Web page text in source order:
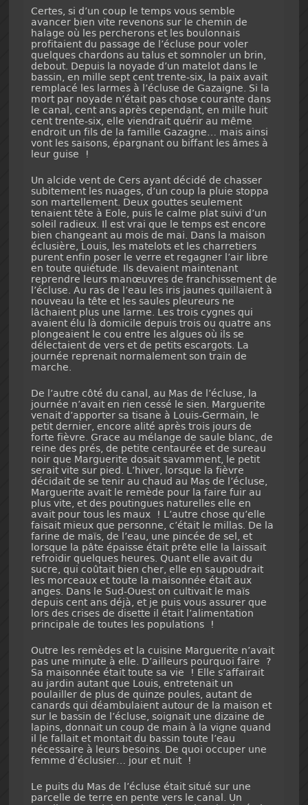
Certes, si d’un coup le temps vous semble
avancer bien vite revenons sur le chemin de
halage où les percherons et les boulonnais
profitaient du passage de l’écluse pour voler
quelques chardons au talus et somnoler un brin,
debout. Depuis la noyade d’un matelot dans le
bassin, en mille sept cent trente-six, la paix avait
remplacé les larmes à l’écluse de Gazaigne. Si la
mort par noyade n’était pas chose courante dans
le canal, cent ans après cependant, en mille huit
cent trente-six, elle viendrait quérir au même
endroit un fils de la famille Gazagne… mais ainsi
vont les saisons, épargnant ou biffant les âmes à
leur guise !
Un alcide vent de Cers ayant décidé de chasser
subitement les nuages, d’un coup la pluie stoppa
son martellement. Deux gouttes seulement
tenaient tête à Eole, puis le calme plat suivi d’un
soleil radieux. Il est vrai que le temps est encore
bien changeant au mois de mai. Dans la maison
éclusière, Louis, les matelots et les charretiers
purent enfin poser le verre et regagner l’air libre
en toute quiétude. Ils devaient maintenant
reprendre leurs manœuvres de franchissement de
l’écluse. Au ras de l’eau les iris jaunes quillaient à
nouveau la tête et les saules pleureurs ne
lâchaient plus une larme. Les trois cygnes qui
avaient élu là domicile depuis trois ou quatre ans
plongeaient le cou entre les algues où ils se
délectaient de vers et de petits escargots. La
journée reprenait normalement son train de
marche.
De l’autre côté du canal, au Mas de l’écluse, la
journée n’avait en rien cessé le sien. Marguerite
venait d’apporter sa tisane à Louis-Germain, le
petit dernier, encore alité après trois jours de
forte fièvre. Grace au mélange de saule blanc, de
reine des prés, de petite centaurée et de sureau
noir que Marguerite dosait savamment, le petit
serait vite sur pied. L’hiver, lorsque la fièvre
décidait de se tenir au chaud au Mas de l’écluse,
Marguerite avait le remède pour la faire fuir au
plus vite, et des poutingues naturelles elle en
avait pour tous les maux ! L’autre chose qu’elle
faisait mieux que personne, c’était le millas. De la
farine de maïs, de l’eau, une pincée de sel, et
lorsque la pâte épaisse était prête elle la laissait
refroidir quelques heures. Quant elle avait du
sucre, qui coûtait bien cher, elle en saupoudrait
les morceaux et toute la maisonnée était aux
anges. Dans le Sud-Ouest on cultivait le maïs
depuis cent ans déjà, et je puis vous assurer que
lors des crises de disette il était l’alimentation
principale de toutes les populations !
Outre les remèdes et la cuisine Marguerite n’avait
pas une minute à elle. D’ailleurs pourquoi faire ?
Sa maisonnée était toute sa vie ! Elle s’affairait
au jardin autant que Louis, entretenait un
poulailler de plus de quinze poules, autant de
canards qui déambulaient autour de la maison et
sur le bassin de l’écluse, soignait une dizaine de
lapins, donnait un coup de main à la vigne quand
il le fallait et montait du bassin toute l’eau
nécessaire à leurs besoins. De quoi occuper une
femme d’éclusier… jour et nuit !
Le puits du Mas de l’écluse était situé sur une
parcelle de terre en pente vers le canal. Un